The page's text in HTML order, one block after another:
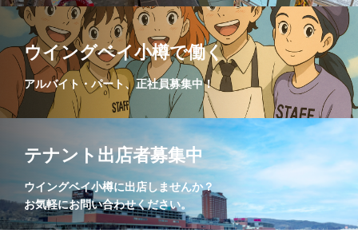
ウイングベイ小樽で働く
アルバイト・パート、正社員募集中！
テナント出店者募集中
ウイングベイ小樽に出店しませんか？
お気軽にお問い合わせください。